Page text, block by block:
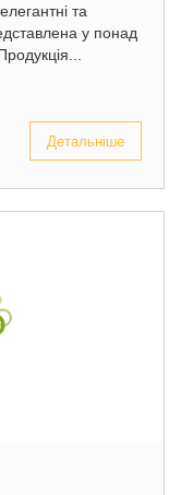
та
у понад
Детальніше